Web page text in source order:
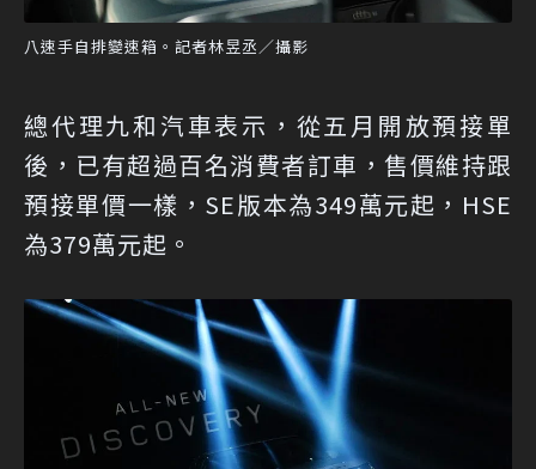
八速手自排變速箱。記者林昱丞／攝影
總代理九和汽車表示，從五月開放預接單
後，已有超過百名消費者訂車，售價維持跟
預接單價一樣，SE版本為349萬元起，HSE
為379萬元起。